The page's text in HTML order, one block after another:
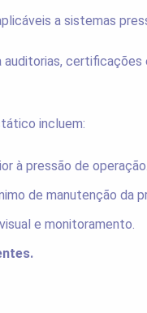
a sistemas
certificações
incluem:
à pressão de operação.
de manutenção da
e monitoramento.